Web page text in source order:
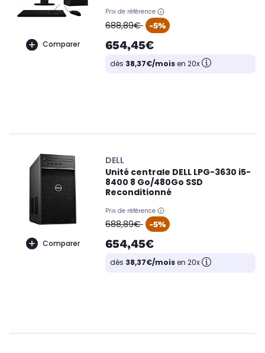
Comparer
Prix de référence
oldPrice
688,89€ -5%
654,45€
dès 38,37€/moisen 20x
Comparer
DELL
Unité centrale DELL LPG-3630 i5-
8400 8 Go/480Go SSD
Reconditionné
Prix de référence
oldPrice
688,89€ -5%
654,45€
dès 38,37€/moisen 20x